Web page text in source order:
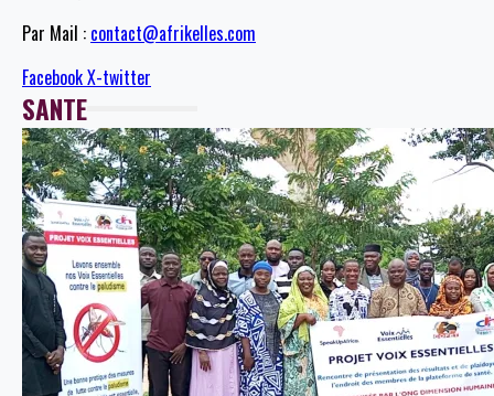
Par Mail : contact@afrikelles.com
FacebookX-twitter
SANTE